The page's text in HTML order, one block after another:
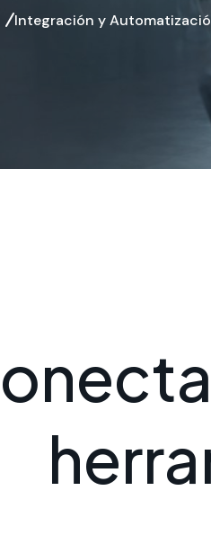
Integración y
onecta
herra